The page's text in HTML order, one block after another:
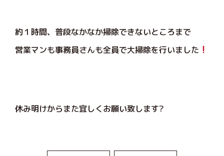
約１時間、普段なかなか掃除できないところまで
営業マンも事務員さんも全員で大掃除を行いました
休み明けからまた宜しくお願い致します?